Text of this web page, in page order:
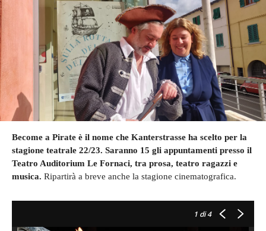
Become a Pirate è il nome che Kanterstrasse ha scelto per la
stagione teatrale 22/23. Saranno 15 gli appuntamenti presso il
Teatro Auditorium Le Fornaci, tra prosa, teatro ragazzi e
musica. Ripartirà a breve anche la stagione cinematografica.
1 di 4